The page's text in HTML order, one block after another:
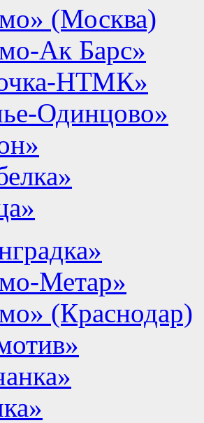
(Москва)
Ак Барс»
НТМК»
Одинцово»
Метар»
(Краснодар)